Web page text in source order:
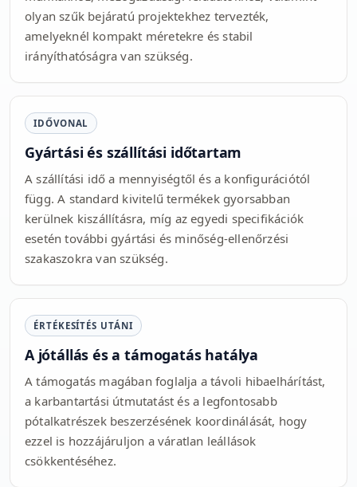
olyan szűk bejáratú projektekhez tervezték,
amelyeknél kompakt méretekre és stabil
irányíthatóságra van szükség.
IDŐVONAL
Gyártási és szállítási időtartam
A szállítási idő a mennyiségtől és a konfigurációtól
függ. A standard kivitelű termékek gyorsabban
kerülnek kiszállításra, míg az egyedi specifikációk
esetén további gyártási és minőség-ellenőrzési
szakaszokra van szükség.
ÉRTÉKESÍTÉS UTÁNI
A jótállás és a támogatás hatálya
A támogatás magában foglalja a távoli hibaelhárítást,
a karbantartási útmutatást és a legfontosabb
pótalkatrészek beszerzésének koordinálását, hogy
ezzel is hozzájáruljon a váratlan leállások
csökkentéséhez.